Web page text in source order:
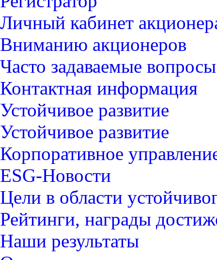
Личный кабинет
Вниманию акционеров
Часто задаваемые вопросы
Контактная информация
Устойчивое развитие
Устойчивое развитие
Корпоративное
ESG-Новости
Цели в области
Рейтинги, награды
Наши результаты